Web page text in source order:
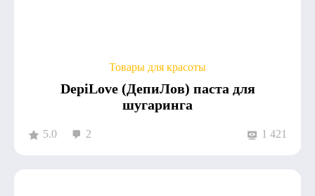
Товары для красоты
DepiLove (ДепиЛов) паста для
шугаринга
5.0 2 1 421